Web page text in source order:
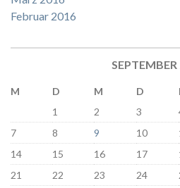
Februar 2016
M D M D
1
2 3
7
8 9 10
14
15 16 17
21
22 23 24